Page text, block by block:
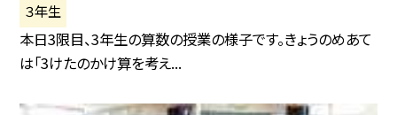
３年生
本日3限目、3年生の算数の授業の様子です。きょうのめあて
は「3けたのかけ算を考え...